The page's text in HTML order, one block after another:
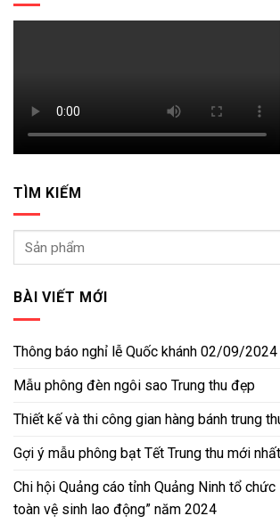
TÌM KIẾM
BÀI VIẾT MỚI
Thông báo nghỉ lễ Quốc khánh 02/09/2024
Mẫu phông đèn ngôi sao Trung thu đẹp
Thiết kế và thi công gian hàng bánh trung
Gợi ý mẫu phông bạt Tết Trung thu mới nhất
Chi hội Quảng cáo tỉnh Quảng Ninh tổ chức
toàn vệ sinh lao động” năm 2024